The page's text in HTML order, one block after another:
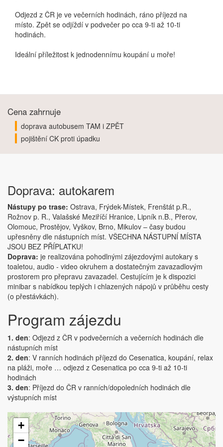
Odjezd z ČR je ve večerních hodinách, ráno příjezd na
místo. Zpět se odjíždí v podvečer po cca 9-ti až 10-ti
hodinách.
Ideální příležitost k jednodennímu koupání u moře!
Cena zahrnuje
doprava autobusem TAM i ZPĚT
pojištění CK proti úpadku
Doprava: autokarem
Nástupy po trase: Ostrava, Frýdek-Místek, Frenštát p.R.,
Rožnov p. R., Valašské Meziříčí Hranice, Lipník n.B., Přerov,
Olomouc, Prostějov, Vyškov, Brno, Mikulov – časy budou
upřesněny dle nástupních míst. VŠECHNA NÁSTUPNÍ MÍSTA
JSOU BEZ PŘÍPLATKU!
Doprava: je realizována pohodlnými zájezdovými autokary s
toaletou, audio - video okruhem a dostatečným zavazadlovým
prostorem pro přepravu zavazadel. Cestujícím je k dispozici
minibar s nabídkou teplých i chlazených nápojů v průběhu cesty
(o přestávkách).
Program zájezdu
1. den: Odjezd z ČR v podvečerních a večerních hodinách dle
nástupních míst
2. den: V ranních hodinách příjezd do Cesenatica, koupání, relax
na pláži, moře … odjezd z Cesenatica po cca 9-ti až 10-ti
hodinách
3. den: Příjezd do ČR v ranních/dopoledních hodinách dle
výstupních míst
+
−